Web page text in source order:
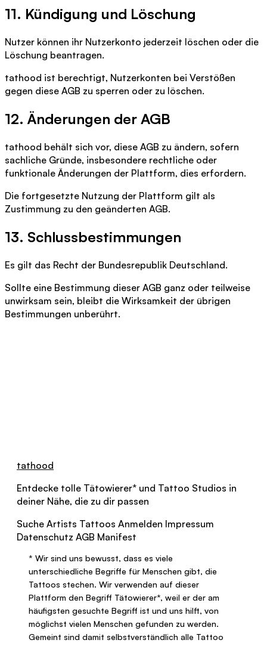
11. Kündigung und Löschung
Nutzer können ihr Nutzerkonto jederzeit löschen oder die
Löschung beantragen.
tathood ist berechtigt, Nutzerkonten bei Verstößen
gegen diese AGB zu sperren oder zu löschen.
12. Änderungen der AGB
tathood behält sich vor, diese AGB zu ändern, sofern
sachliche Gründe, insbesondere rechtliche oder
funktionale Änderungen der Plattform, dies erfordern.
Die fortgesetzte Nutzung der Plattform gilt als
Zustimmung zu den geänderten AGB.
13. Schlussbestimmungen
Es gilt das Recht der Bundesrepublik Deutschland.
Sollte eine Bestimmung dieser AGB ganz oder teilweise
unwirksam sein, bleibt die Wirksamkeit der übrigen
Bestimmungen unberührt.
tathood
Entdecke tolle Tätowierer* und Tattoo Studios in
deiner Nähe, die zu dir passen
Suche Artists Tattoos Anmelden Impressum
Datenschutz AGB Manifest
* Wir sind uns bewusst, dass es viele
unterschiedliche Begriffe für Menschen gibt, die
Tattoos stechen. Wir verwenden auf dieser
Plattform den Begriff Tätowierer*, weil er der am
häufigsten gesuchte Begriff ist und uns hilft, von
möglichst vielen Menschen gefunden zu werden.
Gemeint sind damit selbstverständlich alle Tattoo